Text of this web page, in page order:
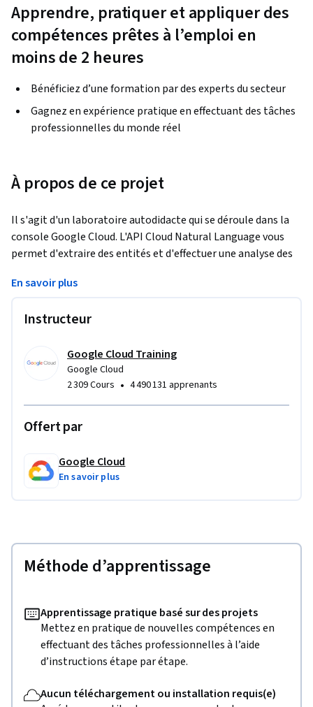
Apprendre, pratiquer et appliquer des
compétences prêtes à l’emploi en
moins de 2 heures
Bénéficiez d’une formation par des experts du secteur
Gagnez en expérience pratique en effectuant des tâches
professionnelles du monde réel
À propos de ce projet
Il s'agit d'un laboratoire autodidacte qui se déroule dans la
console Google Cloud. L'API Cloud Natural Language vous
permet d'extraire des entités et d'effectuer une analyse des
laboratoire pratique, vous apprendrez à extraire des entités
Natural Language.
En savoir plus
Instructeur
Google Cloud Training
Google Cloud
2 309 Cours • 4 490 131 apprenants
Offert par
Google Cloud
En savoir plus
Méthode d’apprentissage
Apprentissage pratique basé sur des projets
Mettez en pratique de nouvelles compétences en
effectuant des tâches professionnelles à l’aide
d’instructions étape par étape.
Aucun téléchargement ou installation requis(e)